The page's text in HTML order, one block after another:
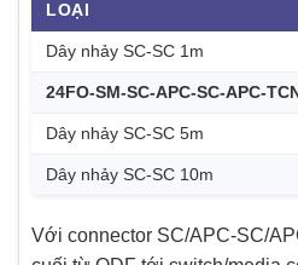
LOẠI
Dây nhảy SC-SC 1m
24FO-SM-SC-APC-SC-APC-
Dây nhảy SC-SC 5m
Dây nhảy SC-SC 10m
Với connector SC/APC-SC/